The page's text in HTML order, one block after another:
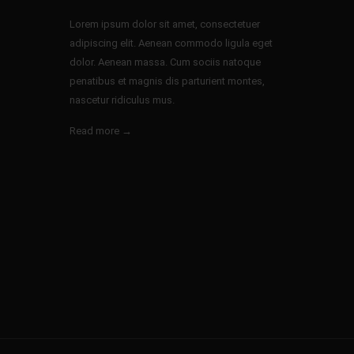
Lorem ipsum dolor sit amet, consectetuer
adipiscing elit. Aenean commodo ligula eget
dolor. Aenean massa. Cum sociis natoque
penatibus et magnis dis parturient montes,
nascetur ridiculus mus.
Read more →